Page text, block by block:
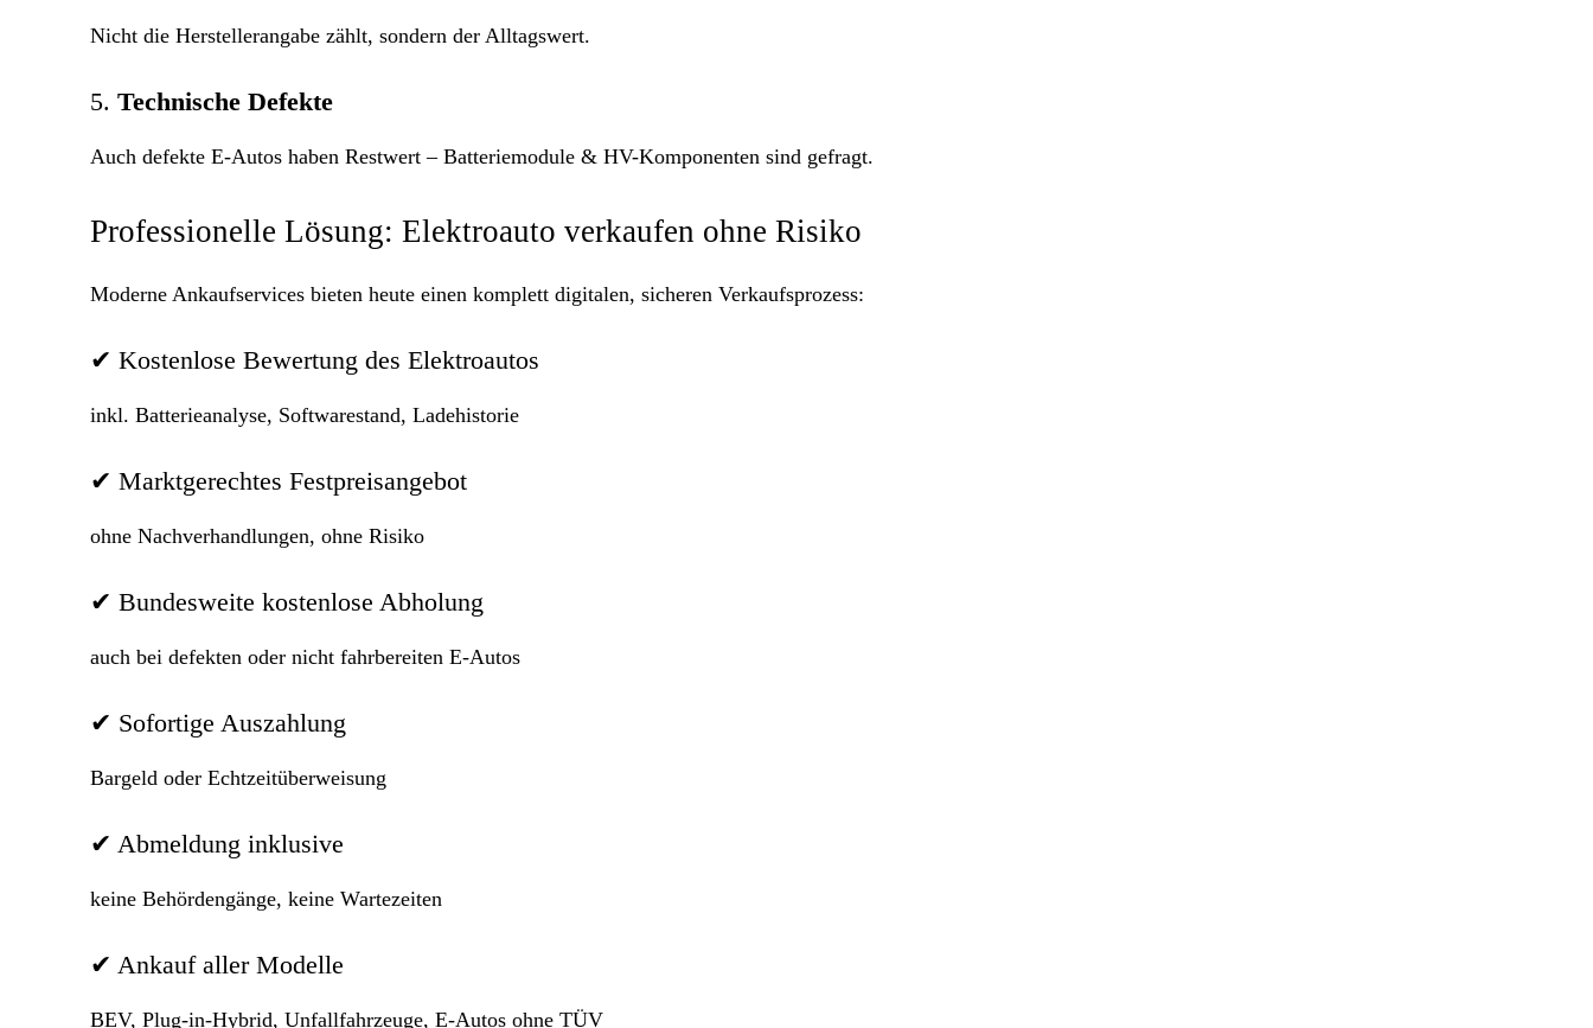
Nicht die Herstellerangabe zählt, sondern der Alltagswert.
5. Technische Defekte
Auch defekte E-Autos haben Restwert – Batteriemodule & HV-Komponenten sind gefragt.
Professionelle Lösung: Elektroauto verkaufen ohne Risiko
Moderne Ankaufservices bieten heute einen komplett digitalen, sicheren Verkaufsprozess:
✔ Kostenlose Bewertung des Elektroautos
inkl. Batterieanalyse, Softwarestand, Ladehistorie
✔ Marktgerechtes Festpreisangebot
ohne Nachverhandlungen, ohne Risiko
✔ Bundesweite kostenlose Abholung
auch bei defekten oder nicht fahrbereiten E-Autos
✔ Sofortige Auszahlung
Bargeld oder Echtzeitüberweisung
✔ Abmeldung inklusive
keine Behördengänge, keine Wartezeiten
✔ Ankauf aller Modelle
BEV, Plug-in-Hybrid, Unfallfahrzeuge, E-Autos ohne TÜV